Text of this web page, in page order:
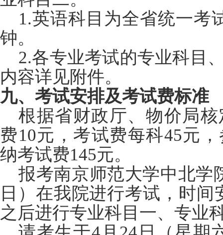
1.英语科目为全省统一考
钟。
2.各专业考试的专业科目
内容详见附件。
九、考试安排及考试费标准
根据省财政厅、物价局
费10元，考试费每科45元
纳考试费145元。
报考南京师范大学中北学
日）在我院进行考试，时间
之后进行专业科目一、专业